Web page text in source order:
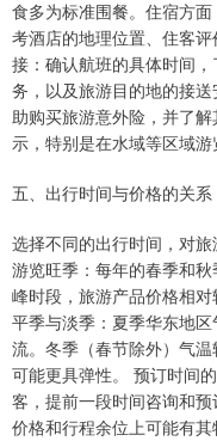
食多为标准围餐。住宿方
考酒店的地理位置、住客
接：确认航班的具体时间
务，以及旅游目的地的接
助购买旅游意外险，并了
示，特别是在水域等区域游
五、出行时间与价格的关
选择不同的出行时间，对旅
游览旺季：每年的春季和
峰时段，旅游产品价格相对
平季与淡季：夏季华东地
流。冬季（春节除外）气
可能更具弹性。 预订时间
客，提前一段时间咨询和
价格和行程余位上可能有其